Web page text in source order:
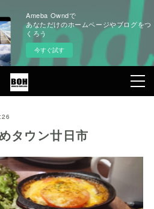
Ameba Owndで
あなただけのホームページやブログをつ
くろう
今すぐ試す
タウン廿日市